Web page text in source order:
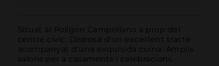
Situat al Polígon Campollano a prop del
centre cívic. Disposa d'un excel·lent tracte
acompanyat d'una exquisida cuina. Amplis
salons per a casaments i celebracions.